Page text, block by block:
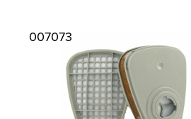
007073